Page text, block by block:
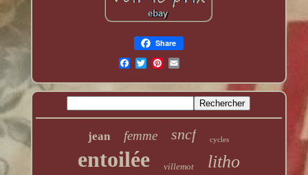
Share
jean femme sncf cycles
entoilée villemot litho